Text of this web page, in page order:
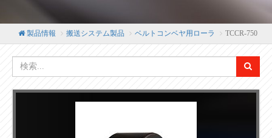
製品情報 搬送システム製品 ベルトコンベヤ用ローラ TCCR-750